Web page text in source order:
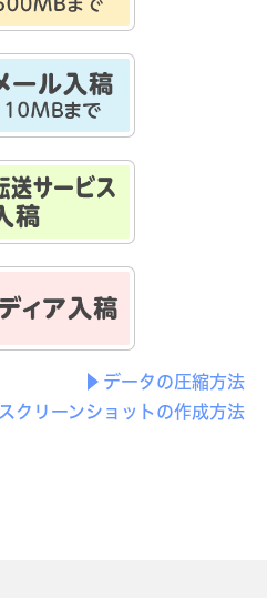
データの圧縮方法
スクリーンショットの作成方法